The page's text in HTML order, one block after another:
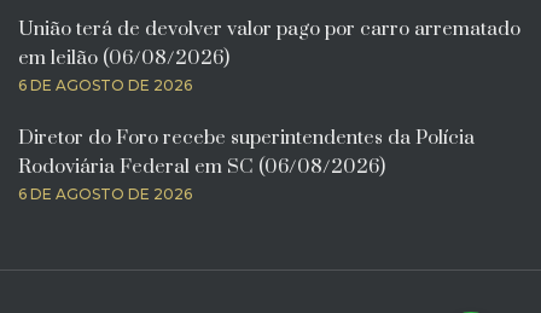
União terá de devolver valor pago por carro arrematado
em leilão (06/08/2026)
6 DE AGOSTO DE 2026
Diretor do Foro recebe superintendentes da Polícia
Rodoviária Federal em SC (06/08/2026)
6 DE AGOSTO DE 2026